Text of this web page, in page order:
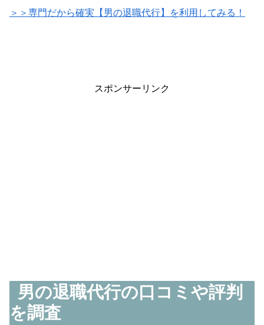
＞＞専門だから確実【男の退職代行】を利用してみる！
スポンサーリンク
男の退職代行の口コミや評判
を調査